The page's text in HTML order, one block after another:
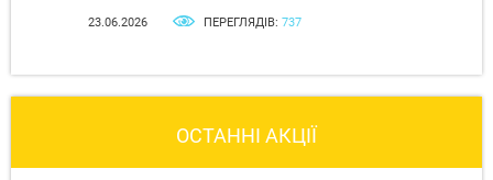
23.06.2026 ПЕРЕГЛЯДІВ: 737
ОСТАННІ АКЦІЇ